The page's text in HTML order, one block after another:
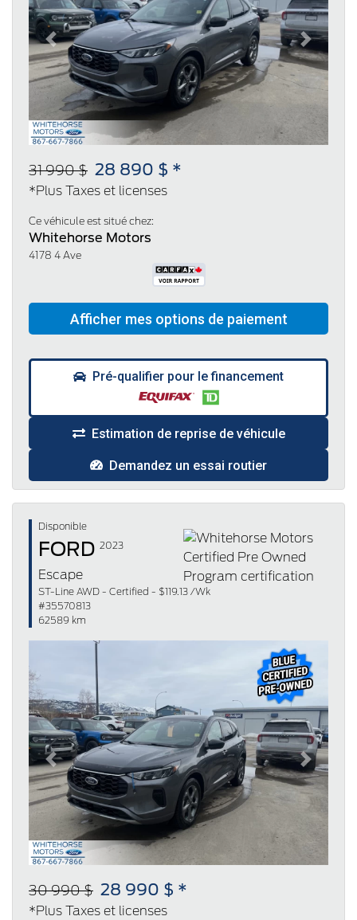
Previous Next
31 990 $ 28 890 $ *
*Plus Taxes et licenses
Ce véhicule est situé chez:
Whitehorse Motors
4178 4 Ave
Pré-qualifier pour le financement
Estimation de reprise de véhicule
Demandez un essai routier
Disponible
FORD 2023
Escape
ST-Line AWD - Certified - $119.13 /Wk
#35570813
62589 km
Previous Next
30 990 $ 28 990 $ *
*Plus Taxes et licenses